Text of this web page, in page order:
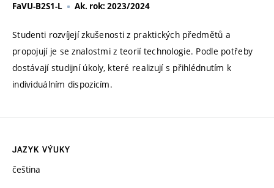
FaVU-B2S1-L Ak. rok: 2023/2024
Studenti rozvíjejí zkušenosti z praktických předmětů a
propojují je se znalostmi z teorií technologie. Podle potřeby
dostávají studijní úkoly, které realizují s přihlédnutím k
individuálním dispozicím.
JAZYK VÝUKY
čeština